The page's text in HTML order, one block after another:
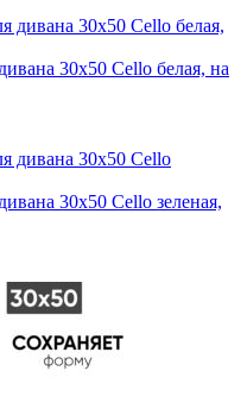
30х50 Cello белая, на
30х50 Cello зеленая,